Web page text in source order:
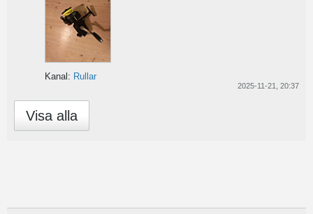
Kanal: Rullar
2025-11-21, 20:37
Visa alla